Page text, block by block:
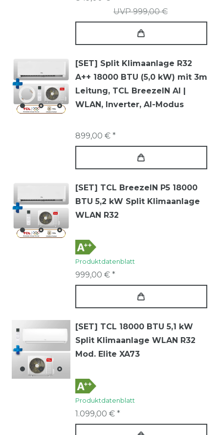
UVP 999,00 €
[SET] Split Klimaanlage R32
A++ 18000 BTU (5,0 kW) mit 3m
Leitung, TCL BreezeIN AI |
WLAN, Inverter, AI-Modus
899,00 € *
[SET] TCL BreezeIN P5 18000
BTU 5,2 kW Split Klimaanlage
WLAN R32
Produktdatenblatt
999,00 € *
[SET] TCL 18000 BTU 5,1 kW
Split Klimaanlage WLAN R32
Mod. Elite XA73
Produktdatenblatt
1.099,00 € *